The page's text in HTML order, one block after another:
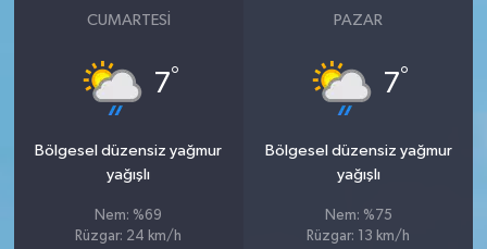
CUMARTESI
7°
Bölgesel düzensiz yağmur
yağışlı
Nem: %69
Rüzgar: 24 km/h
PAZAR
7°
Bölgesel düzensiz yağmur
yağışlı
Nem: %75
Rüzgar: 13 km/h